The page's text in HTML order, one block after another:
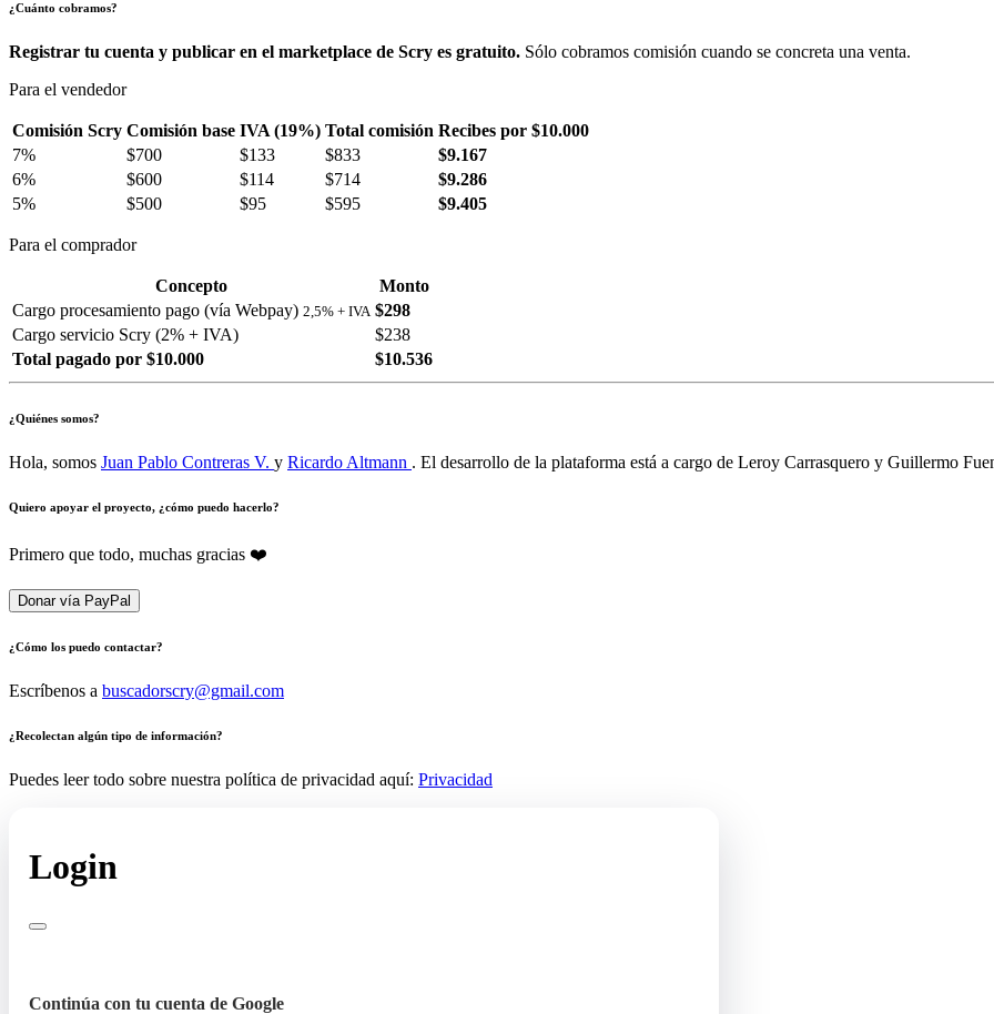
¿Cuánto cobramos?
Registrar tu cuenta y publicar en el marketplace de Scry es gratuito. Sólo cobramos comisión cuando se concreta una venta.
Para el vendedor
Comisión Scry Comisión base IVA (19%) Total comisión Recibes por $10.000
7%
$700 $133 $833
$9.167
6%
$600 $114 $714
$9.286
5%
$500 $95 $595 $9.405
Para el comprador
Concepto
Monto
Cargo procesamiento pago (vía Webpay) 2,5% + IVA $298
Cargo servicio Scry (2% + IVA)
$238
Total pagado por $10.000
$10.536
¿Quiénes somos?
Hola, somos Juan Pablo Contreras V. y Ricardo Altmann . El desarrollo de la plataforma está a cargo de Leroy Carrasquero y Guillermo
Quiero apoyar el proyecto, ¿cómo puedo hacerlo?
Primero que todo, muchas gracias ❤️
Donar vía PayPal
¿Cómo los puedo contactar?
Escríbenos a buscadorscry@gmail.com
¿Recolectan algún tipo de información?
Puedes leer todo sobre nuestra política de privacidad aquí: Privacidad
Login
Continúa con tu cuenta de Google